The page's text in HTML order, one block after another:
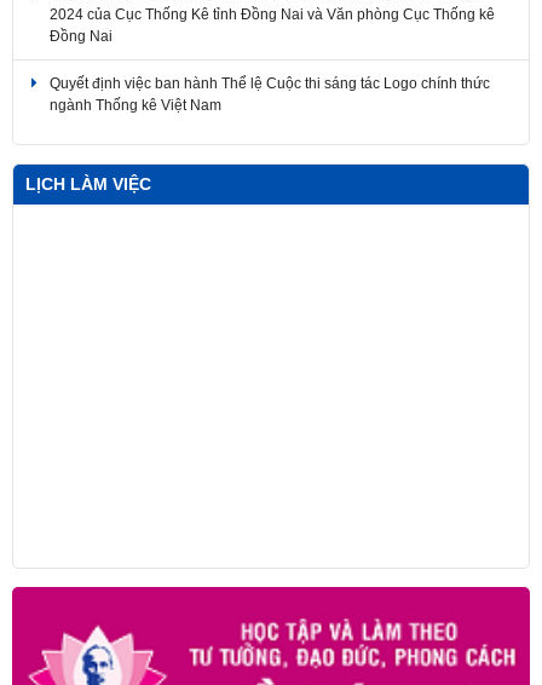
2024 của Cục Thống Kê tỉnh Đồng Nai và Văn phòng Cục Thống kê
Đồng Nai
Quyết định việc ban hành Thể lệ Cuộc thi sáng tác Logo chính thức
ngành Thống kê Việt Nam
LỊCH LÀM VIỆC